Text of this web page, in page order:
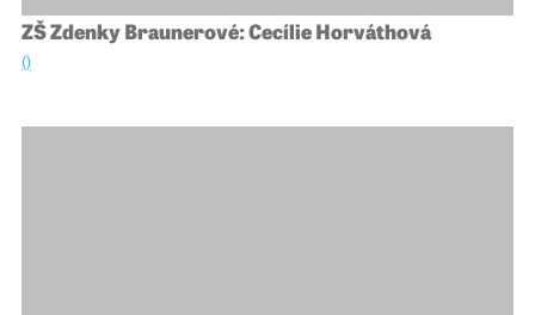
ZŠ Zdenky Braunerové: Cecílie Horváthová
()